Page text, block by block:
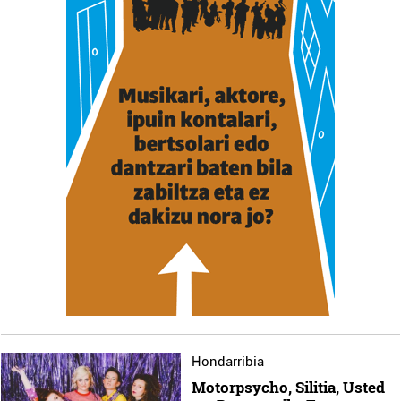
pertsonalizatuak eskaintzeko, iragarkiak eta edukia
neurtzeko, jendeari buruzko informazioa biltzeko eta
produktuak garatzeko. Zure datuak nork eta zertarako
erabiltzen dituen hauta dezakezu.
Bazkide batzuek ez dizute baimenik eskatzen, eta beren
interes komertzial legitimoetan babesten dira. Ikusi gure
bazkideen zerrenda, beren ustez zein helburutarako
duten interes legitimoa eta horren aurka nola egin
dezakezun ikusteko.
Lortu zure datu pertsonalak prozesatzeko moduari
buruzko informazio gehiago eta ezarri zure lehentasunak
datuen atalean. Edozein unetan alda edo ken dezakezu
zure baimena Cookieen adierazpenean.
Webgune honek cookie propioak eta hirugarrenen cookie-
fitxategiak erabiltzen ditu. Zure esperientzia eta
zerbitzuak hobetzeko asmoz, cookie teknologiaz
Hondarribia
Motorpsycho, Silitia, Usted